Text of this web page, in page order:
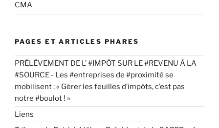
CMA
PAGES ET ARTICLES PHARES
PRÉLÈVEMENT DE L’ #IMPÔT SUR LE #REVENU À LA
#SOURCE - Les #entreprises de #proximité se
mobilisent : « Gérer les feuilles d’impôts, c’est pas
notre #boulot ! »
Liens